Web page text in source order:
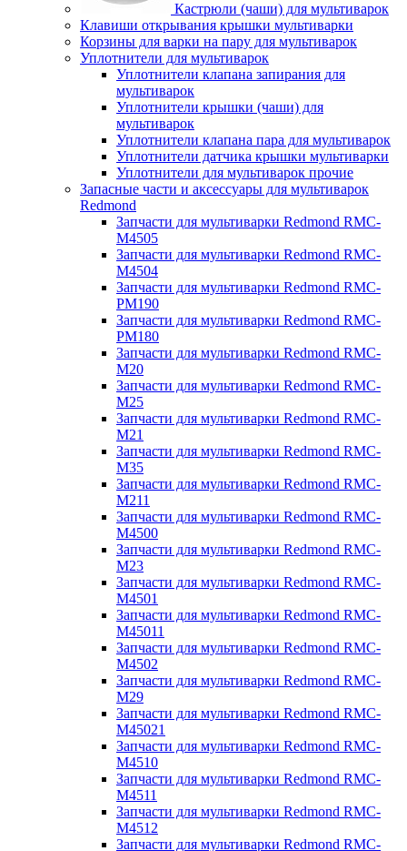
Кастрюли (чаши) для мультиварок
Клавиши открывания крышки мультиварки
Корзины для варки на пару для мультиварок
Уплотнители для мультиварок
Уплотнители клапана запирания для
мультиварок
Уплотнители крышки (чаши) для
мультиварок
Уплотнители клапана пара для мультиварок
Уплотнители датчика крышки мультиварки
Уплотнители для мультиварок прочие
Запасные части и аксессуары для мультиварок
Redmond
Запчасти для мультиварки Redmond RMC-
M4505
Запчасти для мультиварки Redmond RMC-
M4504
Запчасти для мультиварки Redmond RMC-
PM190
Запчасти для мультиварки Redmond RMC-
PM180
Запчасти для мультиварки Redmond RMC-
M20
Запчасти для мультиварки Redmond RMC-
M25
Запчасти для мультиварки Redmond RMC-
M21
Запчасти для мультиварки Redmond RMC-
M35
Запчасти для мультиварки Redmond RMC-
M211
Запчасти для мультиварки Redmond RMC-
M4500
Запчасти для мультиварки Redmond RMC-
M23
Запчасти для мультиварки Redmond RMC-
M4501
Запчасти для мультиварки Redmond RMC-
M45011
Запчасти для мультиварки Redmond RMC-
M4502
Запчасти для мультиварки Redmond RMC-
M29
Запчасти для мультиварки Redmond RMC-
M45021
Запчасти для мультиварки Redmond RMC-
M4510
Запчасти для мультиварки Redmond RMC-
M4511
Запчасти для мультиварки Redmond RMC-
M4512
Запчасти для мультиварки Redmond RMC-